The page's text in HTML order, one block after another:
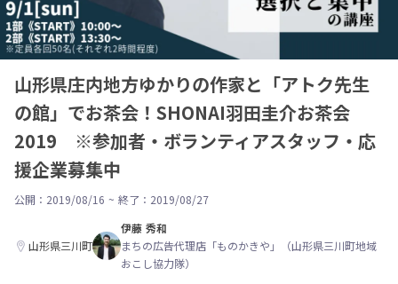
山形県庄内地方ゆかりの作家と「アトク先生
の館」でお茶会！SHONAI羽田圭介お茶会
2019 ※参加者・ボランティアスタッフ・応
援企業募集中
公開：2019/08/16 ~ 終了：2019/08/27
山形県三川町
伊藤 秀和
まちの広告代理店「ものかきや」（山形県三川町地域
おこし協力隊）